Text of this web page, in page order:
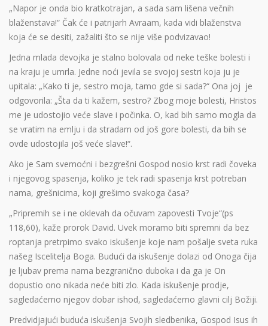
„Napor je onda bio kratkotrajan, a sada sam lišena večnih
blaženstava!“ Čak će i patrijarh Avraam, kada vidi blaženstva
koja će se desiti, zažaliti što se nije više podvizavao!
Jedna mlada devojka je stalno bolovala od neke teške bolesti i
na kraju je umrla. Jedne noći jevila se svojoj sestri koja ju je
upitala: „Kako ti je, sestro moja, tamo gde si sada?“ Ona joj je
odgovorila: „Šta da ti kažem, sestro? Zbog moje bolesti, Hristos
me je udostojio veće slave i počinka. O, kad bih samo mogla da
se vratim na emlju i da stradam od još gore bolesti, da bih se
ovde udostojila još veće slave!“.
Ako je Sam svemoćni i bezgrešni Gospod nosio krst radi čoveka
i njegovog spasenja, koliko je tek radi spasenja krst potreban
nama, grešnicima, koji grešimo svakoga časa?
„Pripremih se i ne oklevah da očuvam zapovesti Tvoje“(ps
118,60), kaže prorok David. Uvek moramo biti spremni da bez
roptanja pretrpimo svako iskušenje koje nam pošalje sveta ruka
našeg Iscelitelja Boga. Budući da iskušenje dolazi od Onoga čija
je ljubav prema nama bezgranično duboka i da ga je On
dopustio ono nikada neće biti zlo. Kada iskušenje prodje,
sagledaćemo njegov dobar ishod, sagledaćemo glavni cilj Božiji.
Predvidjajući buduća iskušenja Svojih sledbenika, Gospod Isus ih